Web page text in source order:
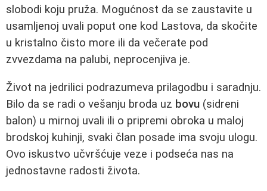
slobodi koju pruža. Mogućnost da se zaustavite u
usamljenoj uvali poput one kod Lastova, da skočite
u kristalno čisto more ili da večerate pod
zvvezdama na palubi, neprocenjiva je.
Život na jedrilici podrazumeva prilagodbu i saradnju.
Bilo da se radi o vešanju broda uz bovu (sidreni
balon) u mirnoj uvali ili o pripremi obroka u maloj
brodskoj kuhinji, svaki član posade ima svoju ulogu.
Ovo iskustvo učvršćuje veze i podseća nas na
jednostavne radosti života.